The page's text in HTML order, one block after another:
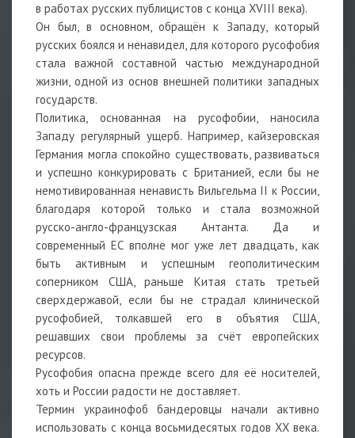
в работах русских публицистов с конца XVIII века).
Он был, в основном, обращён к Западу, который
русских боялся и ненавидел, для которого русофобия
стала важной составной частью международной
жизни, одной из основ внешней политики западных
государств.
Политика, основанная на русофобии, наносила
Западу регулярный ущерб. Например, кайзеровская
Германия могла спокойно существовать, развиваться
и успешно конкурировать с Британией, если бы не
немотивированная ненависть Вильгельма II к России,
благодаря которой только и стала возможной
русско-англо-французская Антанта. Да и
современный ЕС вполне мог уже лет двадцать, как
быть активным и успешным геополитическим
соперником США, раньше Китая стать третьей
сверхдержавой, если бы не страдал клинической
русофобией, толкавшей его в объятия США,
решавших свои проблемы за счёт европейских
ресурсов.
Русофобия опасна прежде всего для её носителей,
хоть и России радости не доставляет.
Термин украинофоб бандеровцы начали активно
использовать с конца восьмидесятых годов ХХ века.